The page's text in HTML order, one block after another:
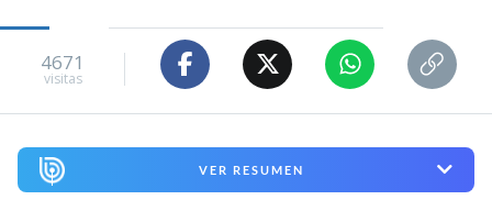
4671
visitas
VER RESUMEN